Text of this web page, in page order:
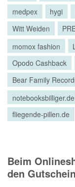
medpex
hygi
Witt Weiden
momox fashion
Opodo Cashback
Bear Family
notebooksbilliger.de
fliegende-pillen.de
Beim
den